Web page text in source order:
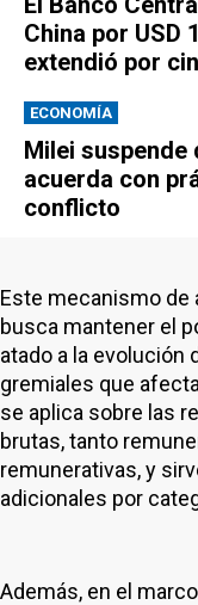
China por USD
extendió por
ECONOMÍA
Milei
acuerda con
conflicto
Este mecanismo de
busca mantener el
atado a la evolución
gremiales que
se aplica sobre las
brutas, tanto
remunerativas, y
adicionales por
Además, en el marco